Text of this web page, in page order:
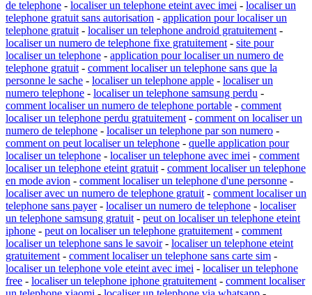
de telephone - localiser un telephone eteint avec imei - localiser un
telephone gratuit sans autorisation - application pour localiser un
telephone gratuit - localiser un telephone android gratuitement -
localiser un numero de telephone fixe gratuitement - site pour
localiser un telephone - application pour localiser un numero de
telephone gratuit - comment localiser un telephone sans que la
personne le sache - localiser un telephone apple - localiser un
numero telephone - localiser un telephone samsung perdu -
comment localiser un numero de telephone portable - comment
localiser un telephone perdu gratuitement - comment on localiser un
numero de telephone - localiser un telephone par son numero -
comment on peut localiser un telephone - quelle application pour
localiser un telephone - localiser un telephone avec imei - comment
localiser un telephone eteint gratuit - comment localiser un telephone
en mode avion - comment localiser un telephone d'une personne -
localiser avec un numero de telephone gratuit - comment localiser un
telephone sans payer- localiser un numero de telephone - localiser
un telephone samsung gratuit - peut on localiser un telephone eteint
iphone - peut on localiser un telephone gratuitement - comment
localiser un telephone sans le savoir- localiser un telephone eteint
gratuitement - comment localiser un telephone sans carte sim -
localiser un telephone vole eteint avec imei - localiser un telephone
free - localiser un telephone iphone gratuitement - comment localiser